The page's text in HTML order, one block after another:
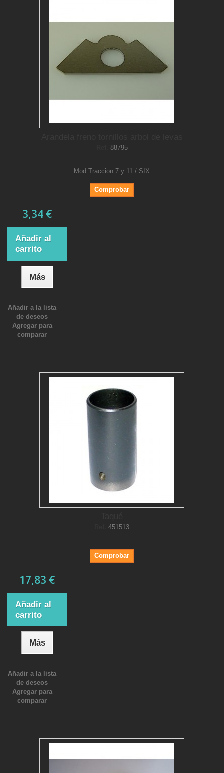
88795
Mod Traccion 7 y 11 / SIX
Comprobar
3,34 €
Añadir al
carrito
Más
Añadir a la lista
de deseos
Agregar para
comparar
451513
Comprobar
17,83 €
Añadir al
carrito
Más
Añadir a la lista
de deseos
Agregar para
comparar